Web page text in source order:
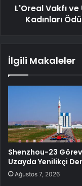
L'Oreal Vakfı ve
Kadınları
İlgili Makaleler
Shenzhou-23
Uzayda Yenilikçi
Ağustos 7, 2026